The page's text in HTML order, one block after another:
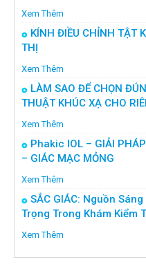
Xem Thêm
KÍNH ĐIỀU CHỈNH TẬT
THỊ
Xem Thêm
LÀM SAO ĐỂ CHỌN
THUẬT KHÚC XẠ CHO
Xem Thêm
Phakic IOL – GIẢI
– GIÁC MẠC MỎNG
Xem Thêm
SẮC GIÁC: Nguồn
Trọng Trong Khám Kiểm
Xem Thêm